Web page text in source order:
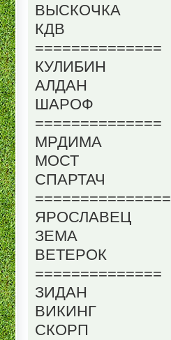
ВЫСКОЧКА
КДВ
==============
КУЛИБИН
АЛДАН
ШАРОФ
==============
МРДИМА
МОСТ
СПАРТАЧ
===============
ЯРОСЛАВЕЦ
ЗЕМА
ВЕТЕРОК
==============
ЗИДАН
ВИКИНГ
СКОРП